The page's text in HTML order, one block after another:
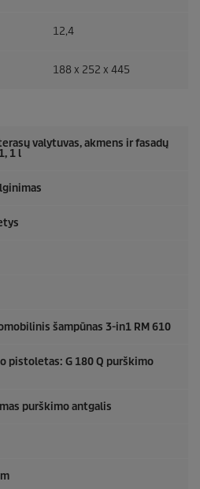
12,4
188 x 252 x 445
valytuvas, akmens ir fasadų
1 l
šampūnas 3-in1 RM 610
pistoletas: G 180 Q purškimo
purškimo antgalis